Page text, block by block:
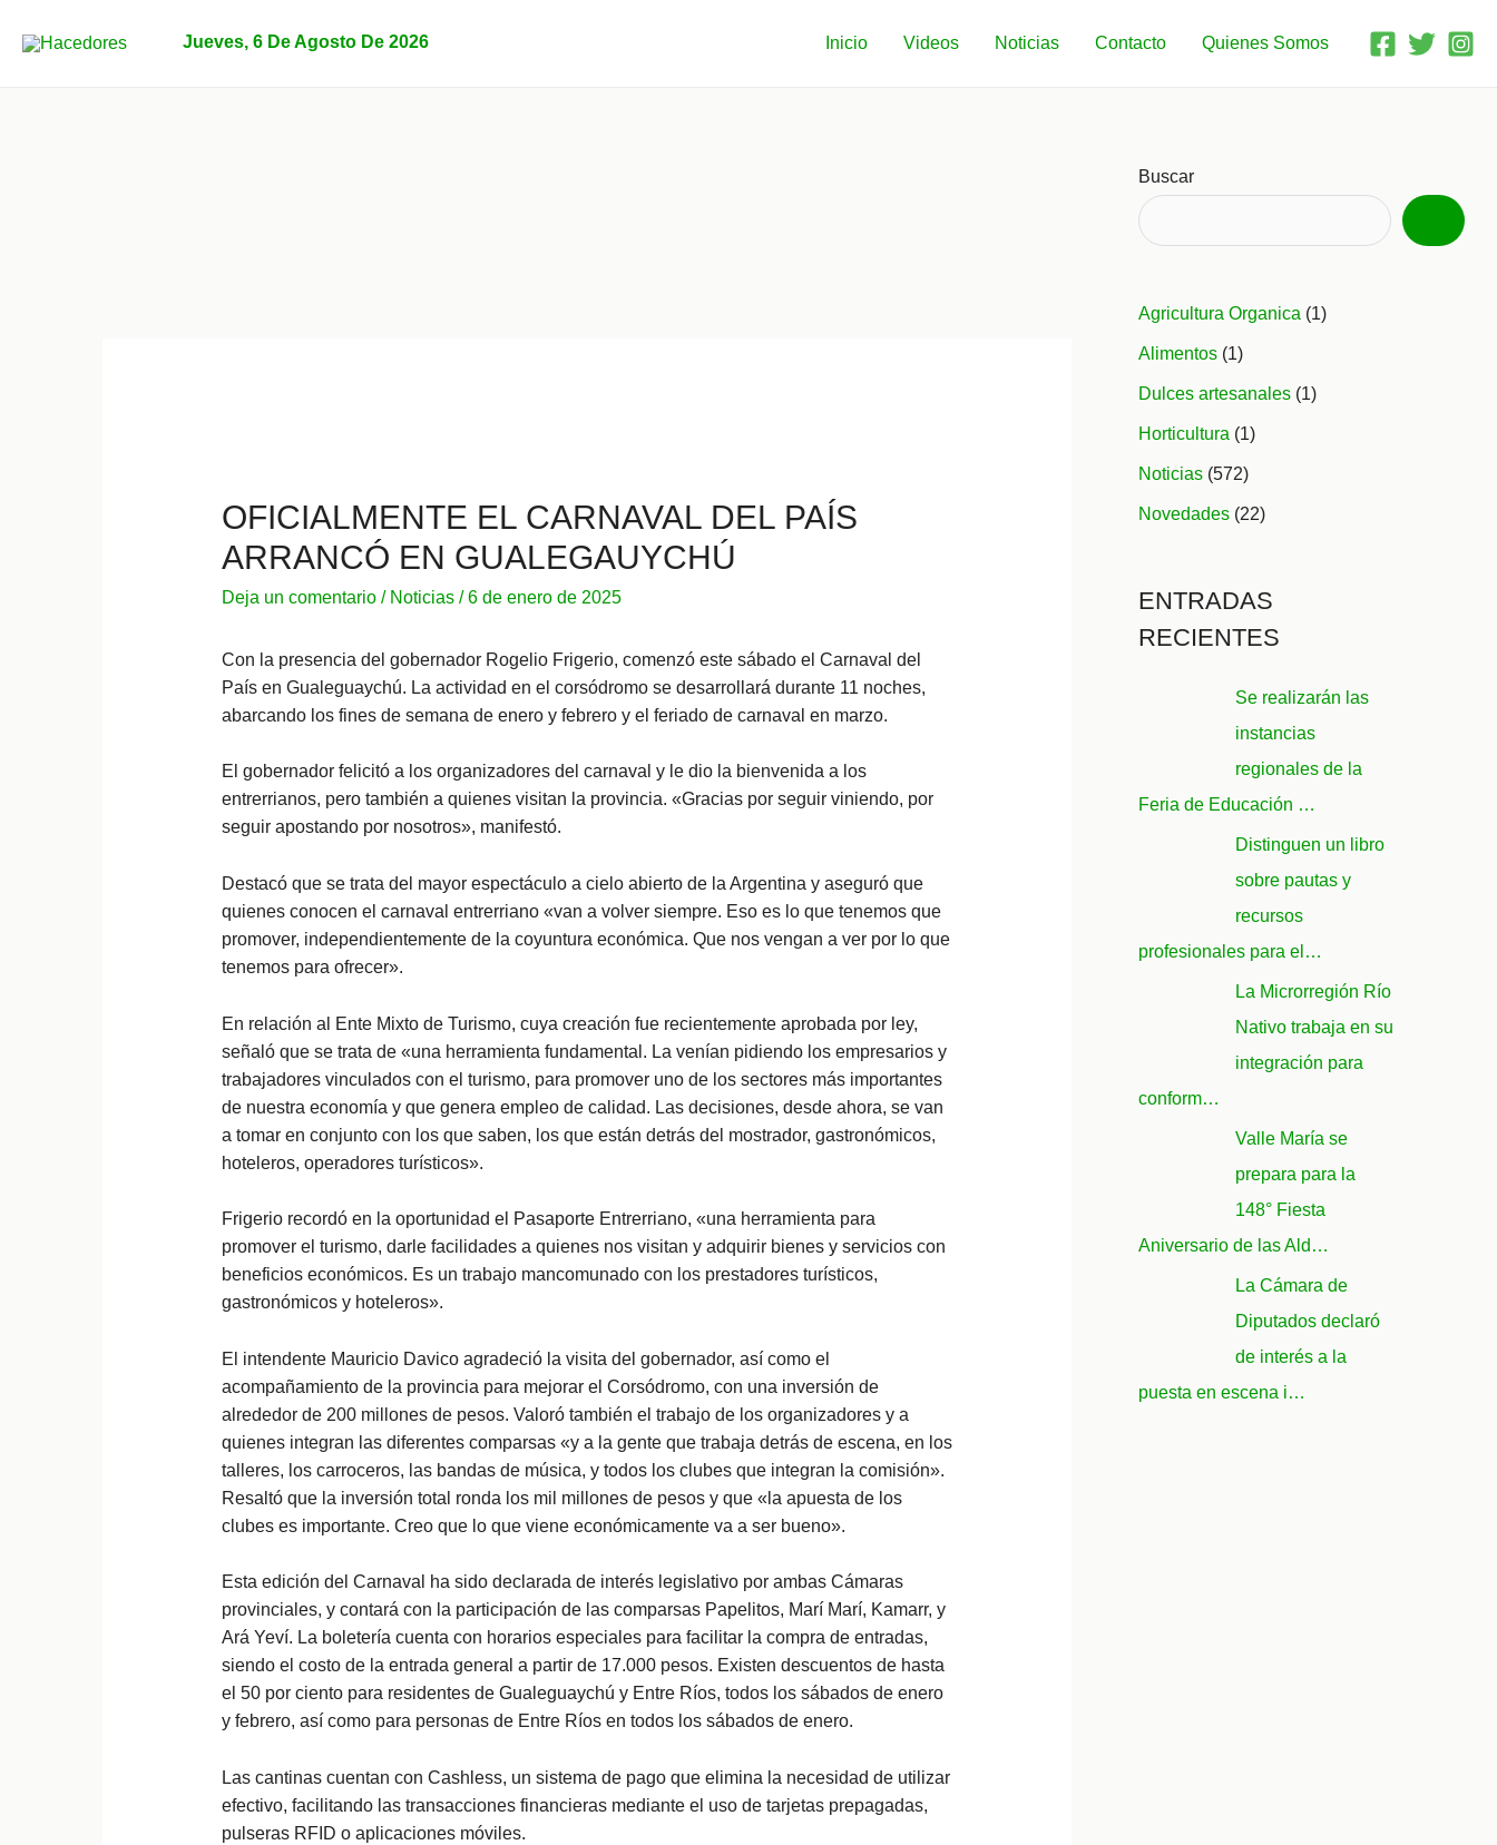
Jueves, 6 De Agosto De 2026 Inicio Videos Noticias Contacto Quienes Somos
OFICIALMENTE EL CARNAVAL DEL PAÍS
ARRANCÓ EN GUALEGAUYCHÚ
Deja un comentario / Noticias/6 de enero de 2025
Con la presencia del gobernador Rogelio Frigerio, comenzó este sábado el Carnaval del
País en Gualeguaychú. La actividad en el corsódromo se desarrollará durante 11 noches,
abarcando los fines de semana de enero y febrero y el feriado de carnaval en marzo.
El gobernador felicitó a los organizadores del carnaval y le dio la bienvenida a los
entrerrianos, pero también a quienes visitan la provincia. «Gracias por seguir viniendo, por
seguir apostando por nosotros», manifestó.
Destacó que se trata del mayor espectáculo a cielo abierto de la Argentina y aseguró que
quienes conocen el carnaval entrerriano «van a volver siempre. Eso es lo que tenemos que
promover, independientemente de la coyuntura económica. Que nos vengan a ver por lo que
tenemos para ofrecer».
En relación al Ente Mixto de Turismo, cuya creación fue recientemente aprobada por ley,
señaló que se trata de «una herramienta fundamental. La venían pidiendo los empresarios y
trabajadores vinculados con el turismo, para promover uno de los sectores más importantes
de nuestra economía y que genera empleo de calidad. Las decisiones, desde ahora, se van
a tomar en conjunto con los que saben, los que están detrás del mostrador, gastronómicos,
hoteleros, operadores turísticos».
Frigerio recordó en la oportunidad el Pasaporte Entrerriano, «una herramienta para
promover el turismo, darle facilidades a quienes nos visitan y adquirir bienes y servicios con
beneficios económicos. Es un trabajo mancomunado con los prestadores turísticos,
gastronómicos y hoteleros».
El intendente Mauricio Davico agradeció la visita del gobernador, así como el
acompañamiento de la provincia para mejorar el Corsódromo, con una inversión de
alrededor de 200 millones de pesos. Valoró también el trabajo de los organizadores y a
quienes integran las diferentes comparsas «y a la gente que trabaja detrás de escena, en los
talleres, los carroceros, las bandas de música, y todos los clubes que integran la comisión».
Resaltó que la inversión total ronda los mil millones de pesos y que «la apuesta de los
clubes es importante. Creo que lo que viene económicamente va a ser bueno».
Esta edición del Carnaval ha sido declarada de interés legislativo por ambas Cámaras
provinciales, y contará con la participación de las comparsas Papelitos, Marí Marí, Kamarr, y
Ará Yeví. La boletería cuenta con horarios especiales para facilitar la compra de entradas,
siendo el costo de la entrada general a partir de 17.000 pesos. Existen descuentos de hasta
el 50 por ciento para residentes de Gualeguaychú y Entre Ríos, todos los sábados de enero
y febrero, así como para personas de Entre Ríos en todos los sábados de enero.
Las cantinas cuentan con Cashless, un sistema de pago que elimina la necesidad de utilizar
efectivo, facilitando las transacciones financieras mediante el uso de tarjetas prepagadas,
pulseras RFID o aplicaciones móviles.
Buscar
Agricultura Organica (1)
Alimentos (1)
Dulces artesanales (1)
Horticultura (1)
Noticias (572)
Novedades (22)
ENTRADAS
RECIENTES
Se realizarán las
instancias
regionales de la
Feria de Educación …
Distinguen un libro
sobre pautas y
recursos
profesionales para el…
La Microrregión Río
Nativo trabaja en su
integración para
conform…
Valle María se
prepara para la
148° Fiesta
Aniversario de las Ald…
La Cámara de
Diputados declaró
de interés a la
puesta en escena i…